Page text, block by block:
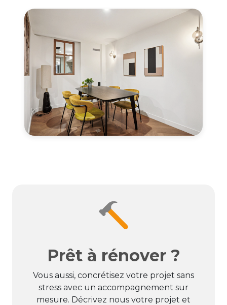
Prêt à rénover ?
Vous aussi, concrétisez votre projet sans
stress avec un accompagnement sur
mesure. Décrivez nous votre projet et